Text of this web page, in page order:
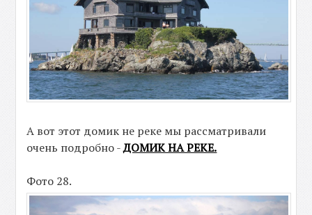
А вот этот домик не реке мы рассматривали
очень подробно -ДОМИК НА РЕКЕ.
Фото 28.